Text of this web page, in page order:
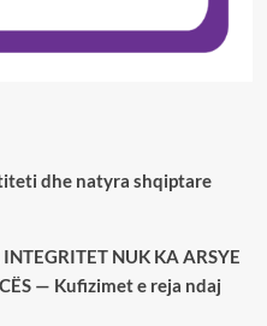
dhe natyra shqiptare
NUK KA ARSYE
— Kufizimet e reja ndaj